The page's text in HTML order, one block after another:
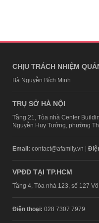
CHỊU TRÁCH NHIỆM
Bà Nguyễn Bích Minh
TRỤ SỞ HÀ NỘI
Tầng 21, Tòa nhà Center
Nguyễn Huy Tưởng, phường
Email: contact@afamily.vn |
VPĐD TẠI TP.HCM
Tầng 4, Tòa nhà 123, số 127
Điện thoại: 028 7307 7979